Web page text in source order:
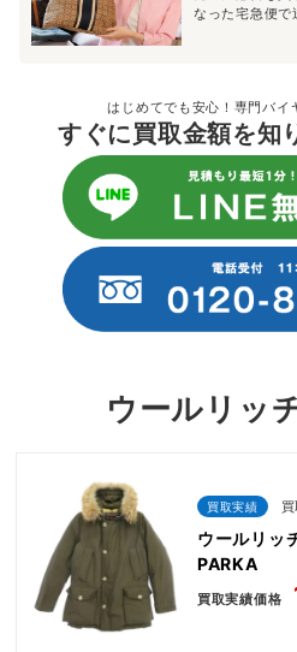
なった宅急便で
はじめてでも安心！専門バイ
すぐに買取金額を知
ウールリッ
買取実績
ウールリッ
PARKA
買取実績価格